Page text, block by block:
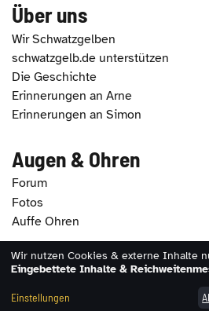
Über uns
Wir Schwatzgelben
schwatzgelb.de unterstützen
Die Geschichte
Erinnerungen an Arne
Erinnerungen an Simon
Augen & Ohren
Forum
Fotos
Auffe Ohren
2026 - schwatzgelb.de |
Wir nutzen Cookies & externe Inhalte
Eingebettete Inhalte &
Einstellungen